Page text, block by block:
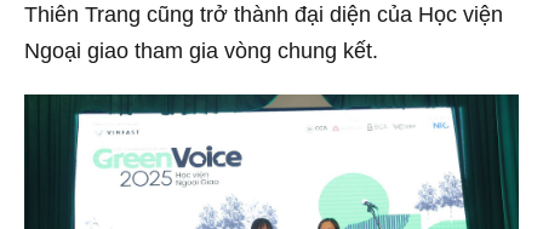
Thiên Trang cũng trở thành đại diện của Học viện
Ngoại giao tham gia vòng chung kết.